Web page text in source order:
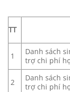
TT
1
Danh sách
trợ chi phí
2
Danh sách
trợ chi phí